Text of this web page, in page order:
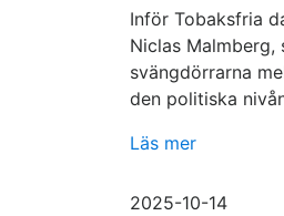
Inför Tobaksfria
Niclas Malmberg,
svängdörrarna
den politiska
Läs mer
2025-10-14